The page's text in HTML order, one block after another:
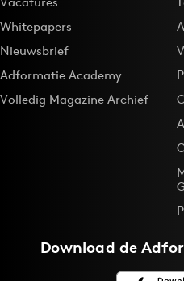
Whitepapers
Nieuwsbrief
Adformatie Academy
Volledig Magazine Archief
Download de